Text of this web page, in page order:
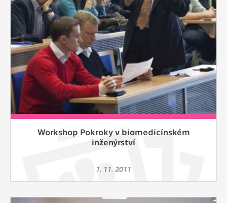
Workshop Pokroky v biomedicínském
inženýrství
1. 11. 2011